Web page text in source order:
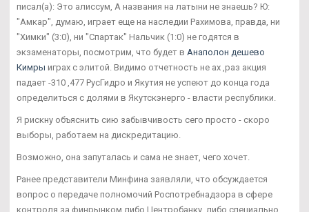
писал(а): Это алиссум, А названия на латыни не знаешь? Ю:
"Амкар", думаю, играет еще на наследии Рахимова, правда, ни
"Химки" (3:0), ни "Спартак" Нальчик (1:0) не годятся в
экзаменаторы, посмотрим, что будет в Анаполон дешево
Кимры играх с элитой. Видимо отчетность не ах ,раз акция
падает -310 ,477 РусГидро и Якутия не успеют до конца года
определиться с долями в Якутскэнерго - власти республики.
Я рискну объяснить сию забывчивость сего просто - скоро
выборы, работаем на дискредитацию.
Возможно, она запуталась и сама не знает, чего хочет.
Ранее представители Минфина заявляли, что обсуждается
вопрос о передаче полномочий Роспотребнадзора в сфере
контроля за финрынком либо Центробанку, либо специально